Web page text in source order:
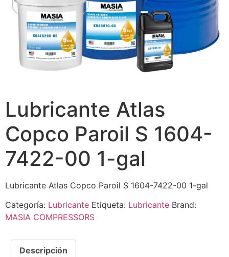
Lubricante Atlas
Copco Paroil S 1604-
7422-00 1-gal
Lubricante Atlas Copco Paroil S 1604-7422-00 1-gal
Categoría: Lubricante Etiqueta: Lubricante Brand:
MASIA COMPRESSORS
Descripción